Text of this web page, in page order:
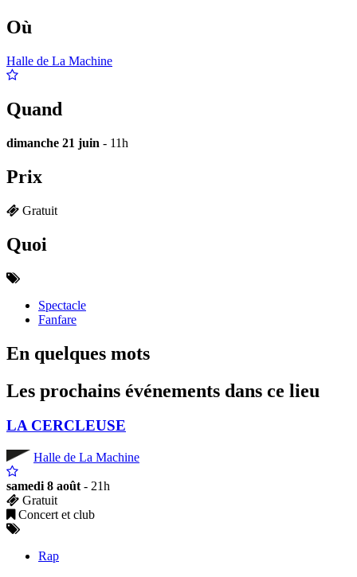
Où
Halle de La Machine
Quand
dimanche 21 juin - 11h
Prix
Gratuit
Quoi
Spectacle
Fanfare
En quelques mots
Les prochains événements dans ce lieu
LA CERCLEUSE
Halle de La Machine
samedi 8 août - 21h
Gratuit
Concert et club
Rap